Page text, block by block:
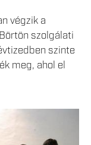
végzik a
szolgálati
szinte
meg, ahol el